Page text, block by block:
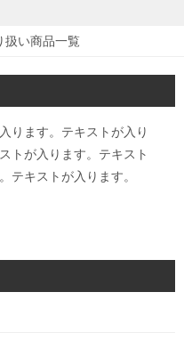
扱い商品一覧
ります。テキストが入り
トが入ります。テキスト
テキストが入ります。